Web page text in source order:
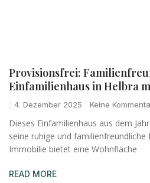
Provisionsfrei:
Einfamilienhaus in Helbra
4. Dezember 2025 Keine
Dieses Einfamilienhaus aus dem
seine ruhige und familienfreundliche
Immobilie bietet eine Wohnfläche
READ MORE